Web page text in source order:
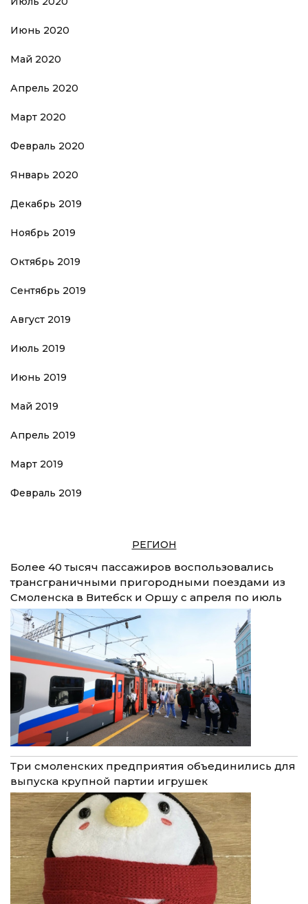
Июнь 2020
Май 2020
Апрель 2020
Март 2020
Февраль 2020
Январь 2020
Декабрь 2019
Ноябрь 2019
Октябрь 2019
Сентябрь 2019
Август 2019
Июль 2019
Июнь 2019
Май 2019
Апрель 2019
Март 2019
Февраль 2019
РЕГИОН
Более 40 тысяч пассажиров воспользовались
трансграничными пригородными поездами из
Смоленска в Витебск и Оршу с апреля по июль
Три смоленских предприятия объединились для
выпуска крупной партии игрушек